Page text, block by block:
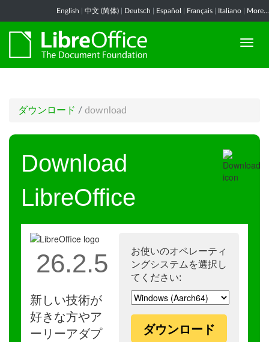
English 中文 (简体) Deutsch Español Français Italiano More...
ダウンロード / download
Download
LibreOffice
お使いのオペレーティ
ングシステムを選択し
てください:
ダウンロード
26.2.5
新しい技術が
好きな方やア
ーリーアダプ